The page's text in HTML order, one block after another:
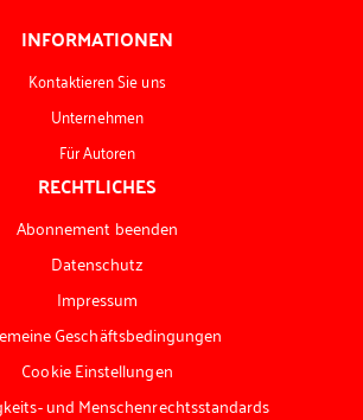
INFORMATIONEN
Kontaktieren Sie uns
Unternehmen
Für Autoren
RECHTLICHES
Abonnement beenden
Datenschutz
Impressum
Geschäftsbedingungen
Cookie Einstellungen
und Menschenrechtsstandards